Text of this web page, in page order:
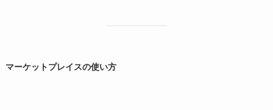
マーケットプレイスの使い方